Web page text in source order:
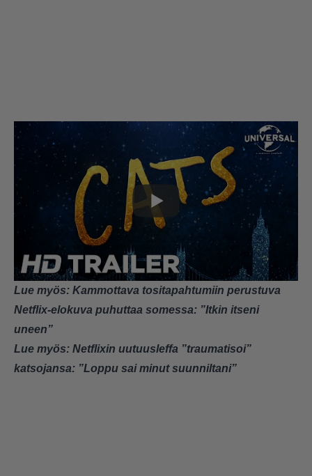
Lue myös: Kammottava tositapahtumiin perustuva
Netflix-elokuva puhuttaa somessa: ”Itkin itseni
uneen”
Lue myös: Netflixin uutuusleffa ”traumatisoi”
katsojansa: ”Loppu sai minut suunniltani”